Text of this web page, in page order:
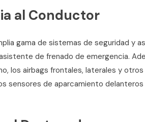
al Conductor
gama de sistemas de seguridad y
de frenado de emergencia.
los airbags frontales, laterales y
sensores de aparcamiento